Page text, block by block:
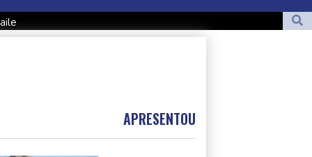
de Trump na guerra contra o tráfico
de energia durante eclipse
APRESENTOU